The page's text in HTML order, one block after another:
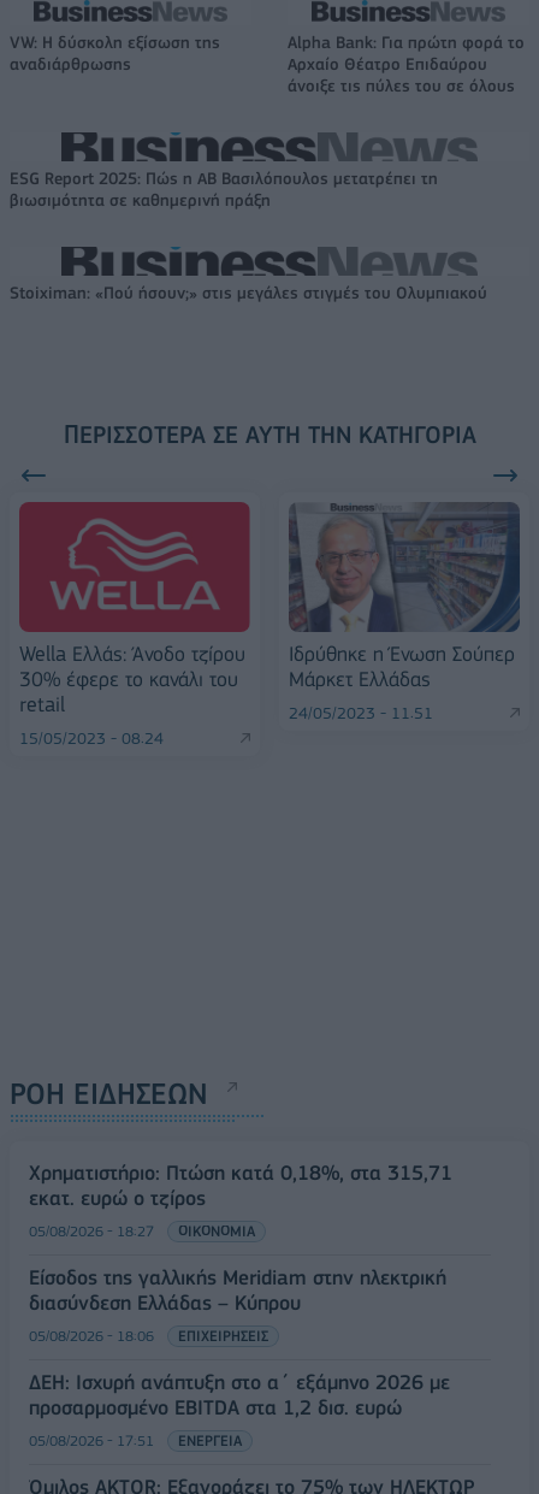
VW: Η δύσκολη εξίσωση της
αναδιάρθρωσης
Alpha Bank: Για πρώτη φορά το
Αρχαίο Θέατρο Επιδαύρου
άνοιξε τις πύλες του σε όλους
ESG Report 2025: Πώς η ΑΒ Βασιλόπουλος μετατρέπει τη
βιωσιμότητα σε καθημερινή πράξη
Stoiximan: «Πού ήσουν;» στις μεγάλες στιγμές του Ολυμπιακού
ΠΕΡΙΣΣΌΤΕΡΑ ΣΕ ΑΥΤΉ ΤΗΝ ΚΑΤΗΓΟΡΊΑ
Wella Ελλάς: Άνοδο τζίρου
30% έφερε το κανάλι του
retail
15/05/2023 - 08:24
Ιδρύθηκε η Ένωση Σούπερ
Μάρκετ Ελλάδας
24/05/2023 - 11:51
ΡΟΗ ΕΙΔΗΣΕΩΝ
Χρηματιστήριο: Πτώση κατά 0,18%, στα 315,71
εκατ. ευρώ ο τζίρος
05/08/2026 - 18:27 ΟΙΚΟΝΟΜΙΑ
Είσοδος της γαλλικής Meridiam στην ηλεκτρική
διασύνδεση Ελλάδας – Κύπρου
05/08/2026 - 18:06 ΕΠΙΧΕΙΡΗΣΕΙΣ
ΔΕΗ: Ισχυρή ανάπτυξη στο α΄ εξάμηνο 2026 με
προσαρμοσμένο EBITDA στα 1,2 δισ. ευρώ
05/08/2026 - 17:51 ΕΝΕΡΓΕΙΑ
Όμιλος AKTOR: Εξαγοράζει το 75% των ΗΛΕΚΤΩΡ